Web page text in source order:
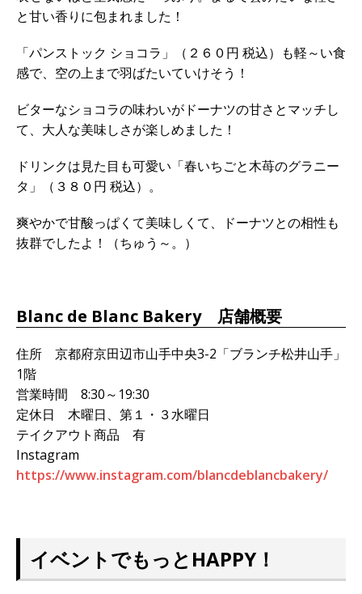
と甘い香りに包まれました！
「パンストック ショコラ」（２６０円 税込）も軽～い食
感で、空の上まで羽ばたいていけそう！
ビターなショコラの味わいがドーナツの甘さとマッチし
て、大人な美味しさが楽しめました！
ドリンクは見た目も可愛い「春いちごと木苺のグラニー
タ」（３８０円 税込）。
爽やかで甘酸っぱくて美味しくて、ドーナツとの相性も
抜群でしたよ！（ちゅう～。）
Blanc de Blanc Bakery 店舗概要
住所 京都府京田辺市山手中央3-2「ブランチ松井山手」
1階
営業時間 8:30～19:30
定休日 木曜日、第１・３水曜日
テイクアウト商品 有
Instagram
https://www.instagram.com/blancdeblancbakery/
イベントでもっとHAPPY！